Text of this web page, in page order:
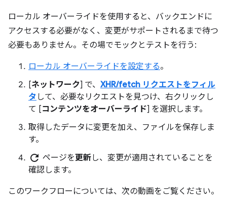
ローカル オーバーライドを使用すると、バックエンドに
アクセスする必要がなく、変更がサポートされるまで待つ
必要もありません。その場でモックとテストを行う:
ローカル オーバーライドを設定する。
[ネットワーク] で、 XHR/fetch リクエストをフィル
タ して、必要なリクエストを見つけ、右クリックし
て [コンテンツをオーバーライド] を選択します。
取得したデータに変更を加え、ファイルを保存しま
す。
refresh ページを更新し、変更が適用されていることを
確認します。
このワークフローについては、次の動画をご覧ください。